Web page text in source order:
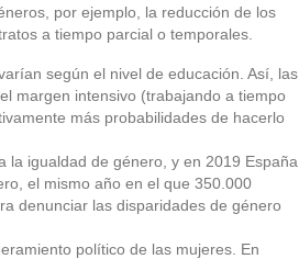
por ejemplo, la reducción de los
a tiempo parcial o temporales.
según el nivel de educación. Así, las
margen intensivo (trabajando a tiempo
más probabilidades de hacerlo
la igualdad de género, y en 2019 España
el mismo año en el que 350.000
denunciar las disparidades de género
político de las mujeres. En